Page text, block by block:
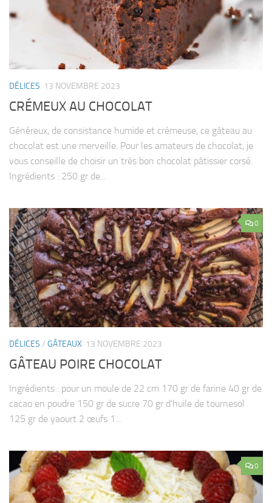
DÉLICES 13 NOVEMBRE 2023
CRÉMEUX AU CHOCOLAT
Généreux, de consistance humide et crémeuse, ce gâteau au
chocolat est une merveille. Pour les amateurs de chocolat, je
vous conseille de choisir un très bon chocolat pâtissier corsé.
Ingrédients : 250 gr de...
0
DÉLICES / GÂTEAUX 13 NOVEMBRE 2023
GÂTEAU POIRE CHOCOLAT
Ingrédients : pour un moule de 22 cm 170 gr de farine 40 gr de
cacao en poudre 150 gr de sucre 70 gr d’huile de tournesol
125 gr de yaourt 2 œufs 1...
0